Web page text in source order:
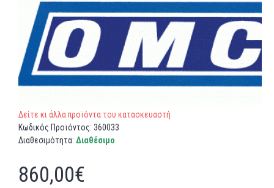
Δείτε κι άλλα προϊόντα του κατασκευαστή
Κωδικός Προϊόντος: 360033
Διαθεσιμότητα: Διαθέσιμο
860,00€